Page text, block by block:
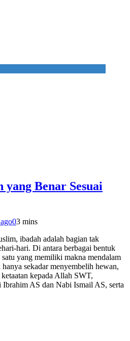
Benar Sesuai
03 mins
ibadah adalah bagian tak
hari. Di antara berbagai bentuk
yang memiliki makna mendalam
sekadar menyembelih hewan,
kepada Allah SWT,
Ibrahim AS dan Nabi Ismail AS, serta